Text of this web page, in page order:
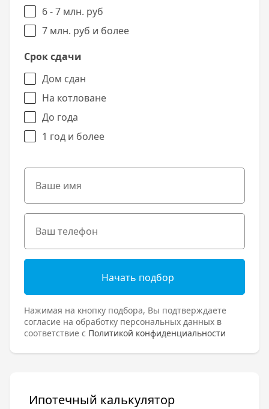
6 - 7 млн. руб
7 млн. руб и более
Срок сдачи
Дом сдан
На котловане
До года
1 год и более
Начать подбор
Нажимая на кнопку подбора, Вы подтверждаете
согласие на обработку персональных данных в
соответствие с Политикой конфиденциальности
Ипотечный калькулятор